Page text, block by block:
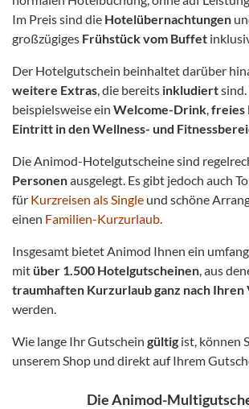
Im Preissind die Hotelübernachtungen
großzügiges Frühstück vom Buffet
Der Hotelgutschein beinhaltet darüber
weitere Extras, die bereits inkludiertsind.
beispielsweise ein Welcome-Drink,freies
Eintritt in den Wellness- und
Die Animod-Hotelgutscheine sind
Personenausgelegt. Es gibt jedoch auch
für Kurzreisen als Single und schöne
einen Familien-Kurzurlaub.
Insgesamt bietet Animod Ihnen ein
mit über 1.500 Hotelgutscheinen, aus
traumhaften Kurzurlaub ganz nach Ihren
werden.
Wie lange Ihr Gutschein gültig ist, können
unserem Shop und direkt auf Ihrem
Die Animod-